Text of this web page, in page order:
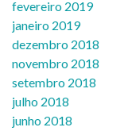
fevereiro 2019
janeiro 2019
dezembro 2018
novembro 2018
setembro 2018
julho 2018
junho 2018